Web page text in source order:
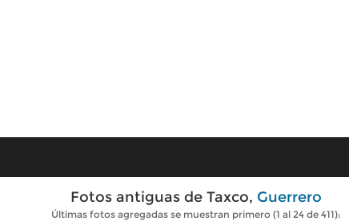
Fotos antiguas de Taxco, Guerrero
Últimas fotos agregadas se muestran primero (1 al 24 de 411):